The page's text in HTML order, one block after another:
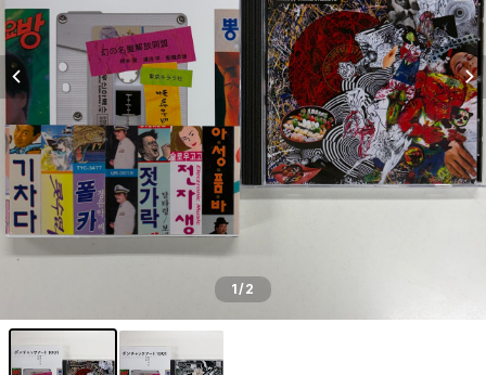
1/2